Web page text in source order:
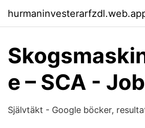
e – SCA -
Självtäkt - Google böcker,